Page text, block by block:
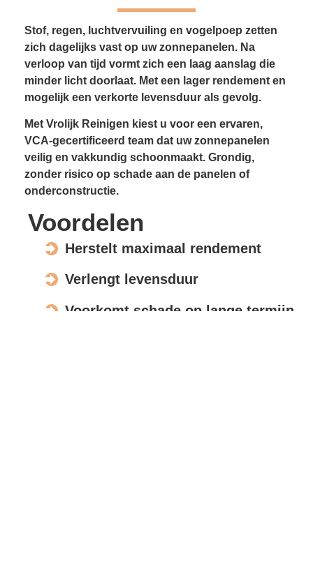
Stof, regen, luchtvervuiling en vogelpoep zetten
zich dagelijks vast op uw zonnepanelen. Na
verloop van tijd vormt zich een laag aanslag die
minder licht doorlaat. Met een lager rendement en
mogelijk een verkorte levensduur als gevolg.
Met Vrolijk Reinigen kiest u voor een ervaren,
VCA-gecertificeerd team dat uw zonnepanelen
veilig en vakkundig schoonmaakt. Grondig,
zonder risico op schade aan de panelen of
onderconstructie.
Voordelen
Herstelt maximaal rendement
Verlengt levensduur
Voorkomt schade op lange termijn